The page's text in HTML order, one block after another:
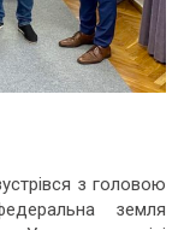
з головою
земля